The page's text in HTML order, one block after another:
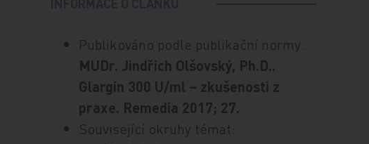
Publikováno podle publikační normy:
MUDr. Jindřich Olšovský, Ph.D..
Glargin 300 U/ml – zkušenosti z
praxe. Remedia 2017; 27.
Související okruhy témat: